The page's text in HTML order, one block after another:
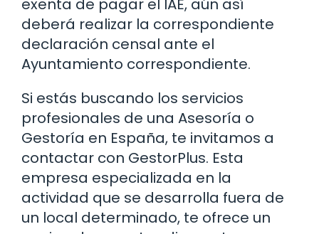
exenta de pagar el IAE, aún así
deberá realizar la correspondiente
declaración censal ante el
Ayuntamiento correspondiente.
Si estás buscando los servicios
profesionales de una Asesoría o
Gestoría en España, te invitamos a
contactar con GestorPlus. Esta
empresa especializada en la
actividad que se desarrolla fuera de
un local determinado, te ofrece un